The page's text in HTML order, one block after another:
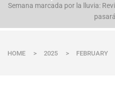
Semana marcada por la lluvia:
HOME > 2025 > FEBRUARY